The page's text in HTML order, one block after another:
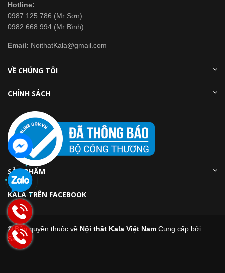
Hotline:
0987.125.786 (Mr Sơn)
0982.668.994 (Mr Bình)
Email: NoithatKala@gmail.com
VỀ CHÚNG TÔI
CHÍNH SÁCH
SẢN PHẨM
KALA TRÊN FACEBOOK
© Bản quyền thuộc về Nội thất Kala Việt Nam Cung cấp bởi
Sapo